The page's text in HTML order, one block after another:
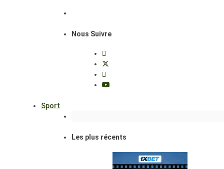
Nous Suivre
Sport
Les plus récents